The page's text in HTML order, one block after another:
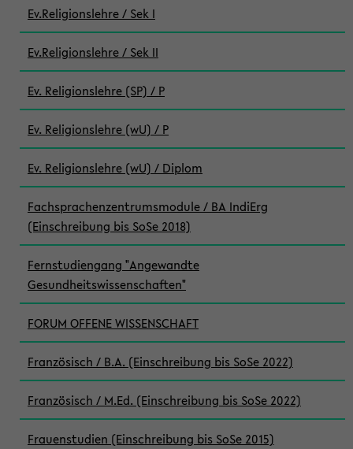
Ev.Religionslehre / Sek I
Ev.Religionslehre / Sek II
Ev. Religionslehre (SP) / P
Ev. Religionslehre (wU) / P
Ev. Religionslehre (wU) / Diplom
Fachsprachenzentrumsmodule / BA IndiErg
(Einschreibung bis SoSe 2018)
Fernstudiengang "Angewandte
Gesundheitswissenschaften"
FORUM OFFENE WISSENSCHAFT
Französisch / B.A. (Einschreibung bis SoSe 2022)
Französisch / M.Ed. (Einschreibung bis SoSe 2022)
Frauenstudien (Einschreibung bis SoSe 2015)